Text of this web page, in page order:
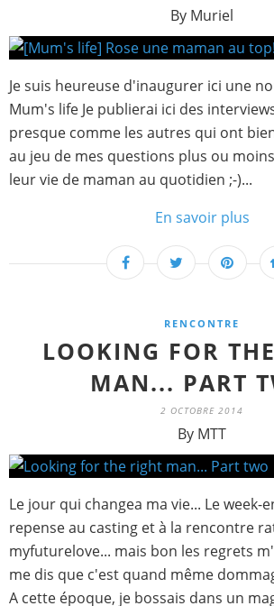
By Muriel
Je suis heureuse d'inaugurer ici une
Mum's life Je publierai ici des
presque comme les autres qui ont
au jeu de mes questions plus ou
leur vie de maman au quotidien ;-)...
En savoir plus
RENCONTRE
LOOKING FOR
MAN... PART
2 OCTOBRE 2014
By MTT
Le jour qui changea ma vie... Le week-
repense au casting et à la rencontre
myfuturelove... mais bon les regrets
me dis que c'est quand même
A cette époque, je bossais dans un